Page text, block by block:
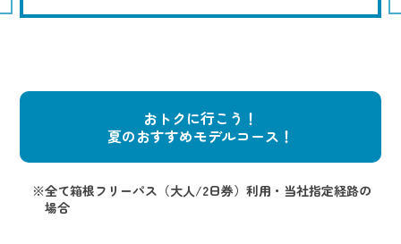
おトクに行こう！
夏のおすすめモデルコース！
※全て箱根フリーパス（大人/2日券）利用・当社指定経路の
場合